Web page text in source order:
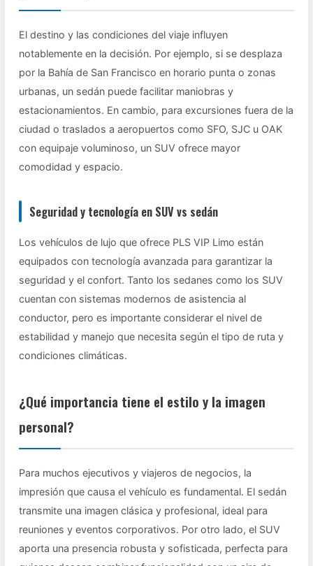
El destino y las condiciones del viaje influyen
notablemente en la decisión. Por ejemplo, si se desplaza
por la Bahía de San Francisco en horario punta o zonas
urbanas, un sedán puede facilitar maniobras y
estacionamientos. En cambio, para excursiones fuera de la
ciudad o traslados a aeropuertos como SFO, SJC u OAK
con equipaje voluminoso, un SUV ofrece mayor
comodidad y espacio.
Seguridad y tecnología en SUV vs sedán
Los vehículos de lujo que ofrece PLS VIP Limo están
equipados con tecnología avanzada para garantizar la
seguridad y el confort. Tanto los sedanes como los SUV
cuentan con sistemas modernos de asistencia al
conductor, pero es importante considerar el nivel de
estabilidad y manejo que necesita según el tipo de ruta y
condiciones climáticas.
¿Qué importancia tiene el estilo y la imagen
personal?
Para muchos ejecutivos y viajeros de negocios, la
impresión que causa el vehículo es fundamental. El sedán
transmite una imagen clásica y profesional, ideal para
reuniones y eventos corporativos. Por otro lado, el SUV
aporta una presencia robusta y sofisticada, perfecta para